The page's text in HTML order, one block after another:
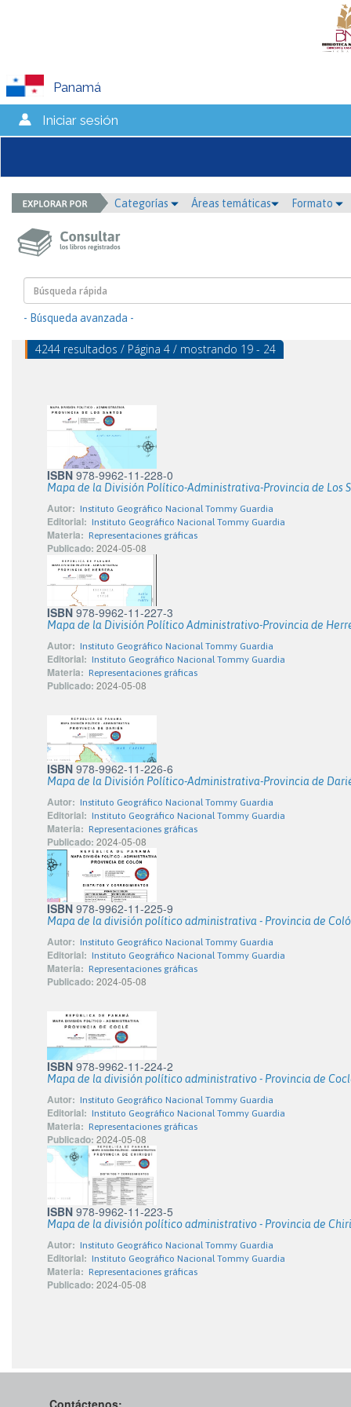
Panamá
Iniciar sesión
Categorías Áreas temáticas Formato
- Búsqueda avanzada -
4244 resultados / Página 4 / mostrando 19 - 24
ISBN 978-9962-11-228-0
Mapa de la División Político-Administrativa-Provincia de Los
Autor: Instituto Geográfico Nacional Tommy Guardia
Editorial: Instituto Geográfico Nacional Tommy Guardia
Materia: Representaciones gráficas
Publicado: 2024-05-08
ISBN 978-9962-11-227-3
Mapa de la División Político Administrativo-Provincia de
Autor: Instituto Geográfico Nacional Tommy Guardia
Editorial: Instituto Geográfico Nacional Tommy Guardia
Materia: Representaciones gráficas
Publicado: 2024-05-08
ISBN 978-9962-11-226-6
Mapa de la División Político-Administrativa-Provincia de
Autor: Instituto Geográfico Nacional Tommy Guardia
Editorial: Instituto Geográfico Nacional Tommy Guardia
Materia: Representaciones gráficas
Publicado: 2024-05-08
ISBN 978-9962-11-225-9
Mapa de la división político administrativa - Provincia de
Autor: Instituto Geográfico Nacional Tommy Guardia
Editorial: Instituto Geográfico Nacional Tommy Guardia
Materia: Representaciones gráficas
Publicado: 2024-05-08
ISBN 978-9962-11-224-2
Mapa de la división político administrativo - Provincia de
Autor: Instituto Geográfico Nacional Tommy Guardia
Editorial: Instituto Geográfico Nacional Tommy Guardia
Materia: Representaciones gráficas
Publicado: 2024-05-08
ISBN 978-9962-11-223-5
Mapa de la división político administrativo - Provincia de
Autor: Instituto Geográfico Nacional Tommy Guardia
Editorial: Instituto Geográfico Nacional Tommy Guardia
Materia: Representaciones gráficas
Publicado: 2024-05-08